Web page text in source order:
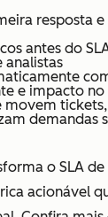
resposta
antes do
analistas
e impacto
demandas
o SLA
acionável